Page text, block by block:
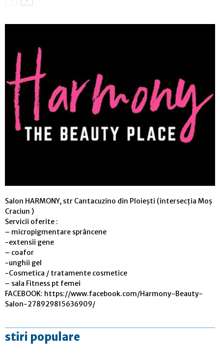
Salon HARMONY, str Cantacuzino din Ploiești (intersecția Moș
Craciun )
Servicii oferite :
– micropigmentare sprâncene
-extensii gene
– coafor
-unghii gel
-Cosmetica / tratamente cosmetice
– sala Fitness pt femei
FACEBOOK: https://www.facebook.com/Harmony-Beauty-
Salon-278929815636909/
stiri populare